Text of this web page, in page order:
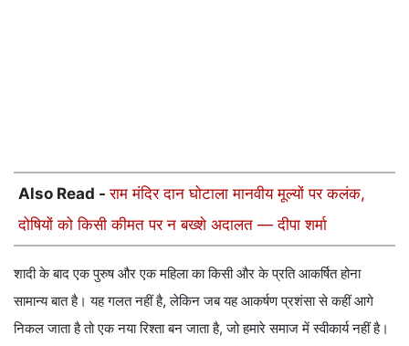
Also Read -राम मंदिर दान घोटाला मानवीय मूल्यों पर कलंक,
दोषियों को किसी कीमत पर न बख्शे अदालत — दीपा शर्मा
शादी के बाद एक पुरुष और एक महिला का किसी और के प्रति आकर्षित होना
सामान्य बात है। यह गलत नहीं है, लेकिन जब यह आकर्षण प्रशंसा से कहीं आगे
निकल जाता है तो एक नया रिश्ता बन जाता है, जो हमारे समाज में स्वीकार्य नहीं है।